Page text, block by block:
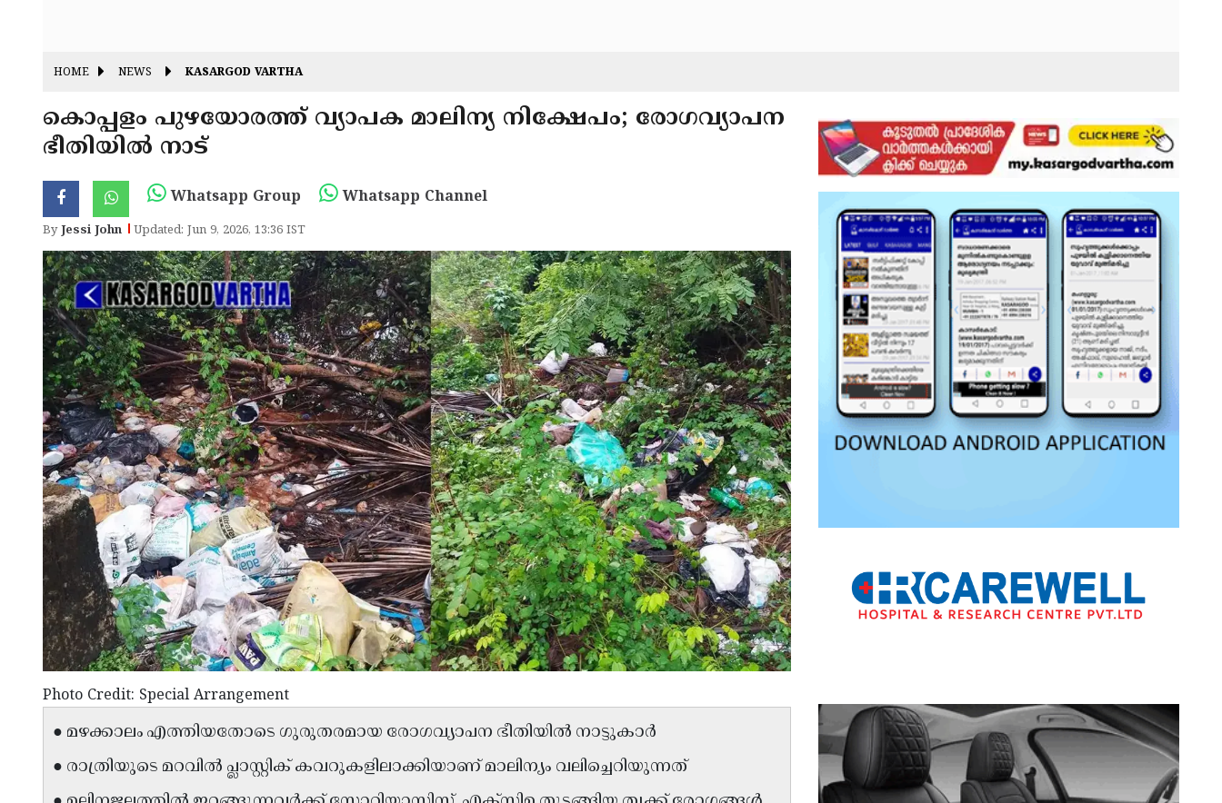
HOME NEWS KASARGOD VARTHA
കൊപ്പളം പുഴയോരത്ത് വ്യാപക മാലിന്യ നിക്ഷേപം; രോഗവ്യാപന
ഭീതിയിൽ നാട്
Whatsapp Group Whatsapp Channel
ByJessi John Updated: Jun 9, 2026, 13:36 IST
Photo Credit: Special Arrangement
● മഴക്കാലം എത്തിയതോടെ ഗുരുതരമായ രോഗവ്യാപന ഭീതിയിൽ നാട്ടുകാർ
● രാത്രിയുടെ മറവിൽ പ്ലാസ്റ്റിക് കവറുകളിലാക്കിയാണ് മാലിന്യം വലിച്ചെറിയുന്നത്